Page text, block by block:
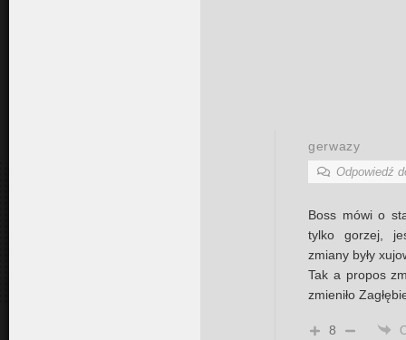
gerwazy
Odpowiedź
Boss mówi o
tylko gorzej,
zmiany były
Tak a propos
zmieniło
8